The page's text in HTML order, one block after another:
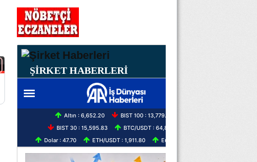
ŞİRKET HABERLERİ